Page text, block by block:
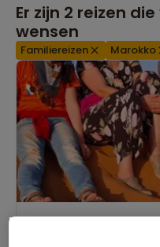
Er zijn 2 reizen
wensen
Familiereizen Marokko